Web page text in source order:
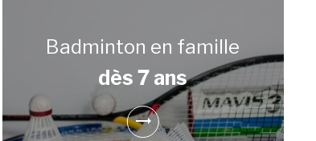
Badminton en famille
dès 7 ans